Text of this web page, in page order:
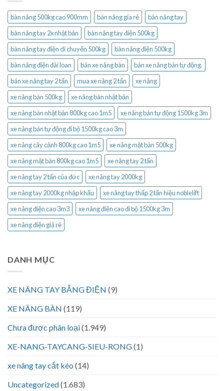
bàn nâng 500kg cao 900mm bàn nâng gía rẻ
bàn nâng tay
bàn nâng tay 2x nhật bản
bàn nâng tay điện 500kg
bàn nâng tay điện di chuyển 500kg
bàn nâng điện 500kg
bàn nâng điện đài loan
bán xe nâng bàn
bán xe nâng bán tự động.
bán xe nâng tay 2 tấn
mua xe nâng 2 tấn
xe nâng
xe nâng bàn 500kg
xe nâng bàn nhật bản
xe nâng bàn nhật bản 800kg cao 1m5
xe nâng bán tự động 1500kg 3m
xe nâng bán tự động đi bộ 1500kg cao 3m
xe nâng cây cảnh 800kg cao 1m5
xe nâng mặt bàn 500kg
xe nâng mặt bàn 800kg cao 1m5
xe nâng tay 2 tấn
xe nâng tay 2 tấn của đức
xe nâng tay 2000kg
xe nâng tay 2000kg nhập khẩu
xe nâng tay thấp 2 tấn hiệu noblelift
xe nâng điện cao 3m3
xe nâng điện cao đi bộ 1500kg 3m
xe nâng điện giá rẻ
DANH MỤC
XE NÂNG TAY BẰNG ĐIỆN (9)
XE NÂNG BÀN (119)
Chưa được phân loại(1.949)
XE-NANG-TAYCANG-SIEU-RONG(1)
xe nâng tay cắt kéo (14)
Uncategorized(1.683)